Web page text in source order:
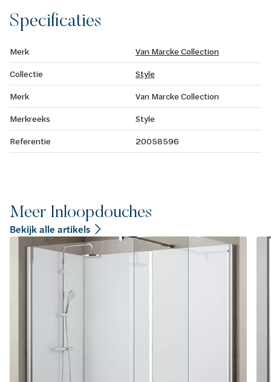
Specificaties
Merk
Van Marcke Collection
Collectie
Style
Merk
Van Marcke Collection
Merkreeks
Style
Referentie
20058596
Meer Inloopdouches
Bekijk alle artikels